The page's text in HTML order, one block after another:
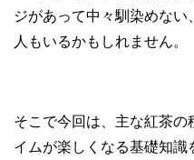
ジがあって中々馴染めな
人もいるかもしれません。
そこで今回は、主な紅茶の
イムが楽しくなる基礎知識